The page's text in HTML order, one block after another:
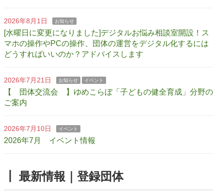
2026年8月1日 お知らせ
[水曜日に変更になりました]デジタルお悩み相談室開設！ス
マホの操作やPCの操作、団体の運営をデジタル化するには
どうすればいいのか？アドバイスします
2026年7月21日 お知らせ イベント
【 団体交流会 】ゆめこらぼ「子どもの健全育成」分野の
ご案内
2026年7月10日 イベント
2026年7月 イベント情報
┃ 最新情報｜登録団体